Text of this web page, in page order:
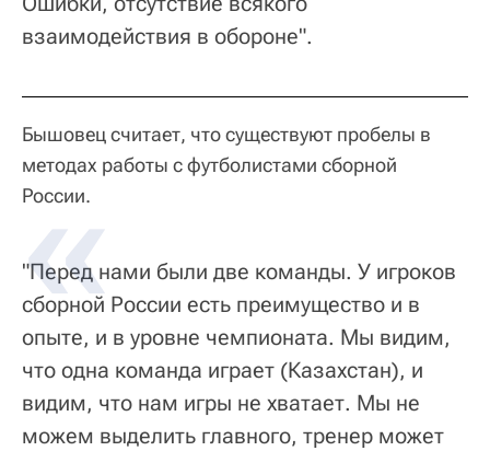
взаимодействия в обороне".
Бышовец считает, что существуют пробелы в
методах работы с футболистами сборной
России.
"Перед нами были две команды. У игроков
сборной России есть преимущество и в
опыте, и в уровне чемпионата. Мы видим,
что одна команда играет (Казахстан), и
видим, что нам игры не хватает. Мы не
можем выделить главного, тренер может